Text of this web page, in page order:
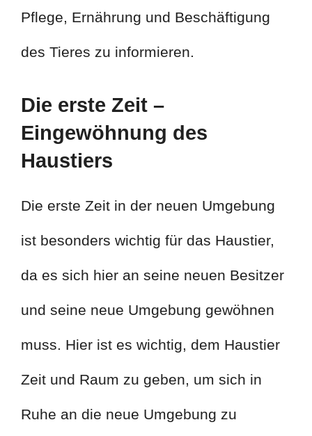
Pflege, Ernährung und Beschäftigung
des Tieres zu informieren.
Die erste Zeit –
Eingewöhnung des
Haustiers
Die erste Zeit in der neuen Umgebung
ist besonders wichtig für das Haustier,
da es sich hier an seine neuen Besitzer
und seine neue Umgebung gewöhnen
muss. Hier ist es wichtig, dem Haustier
Zeit und Raum zu geben, um sich in
Ruhe an die neue Umgebung zu